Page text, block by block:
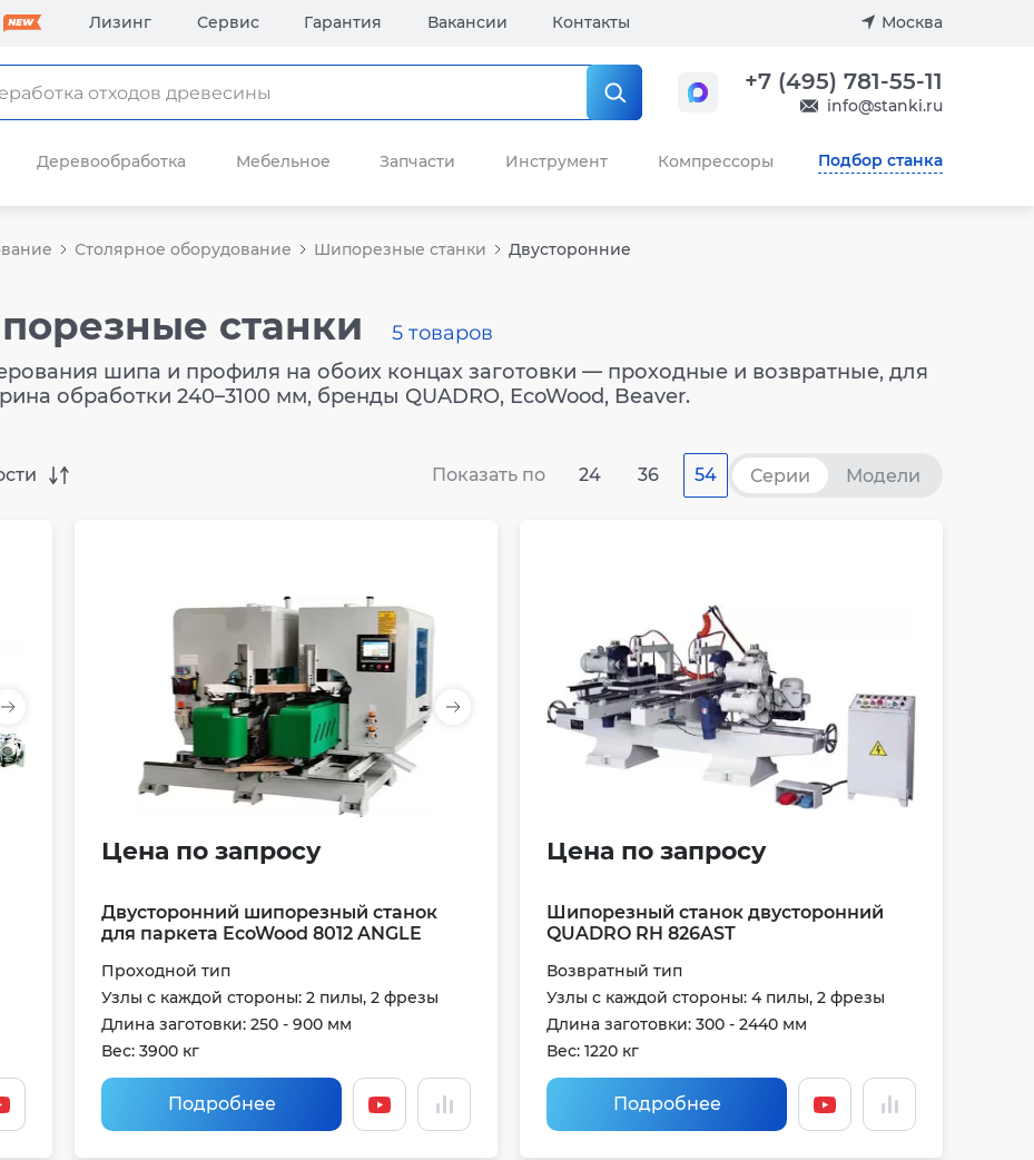
Лизинг Сервис Гарантия Вакансии Контакты Москва
+7 (495) 781-55-11
info@stanki.ru
Деревообработка Мебельное Запчасти Инструмент Компрессоры Подбор станка
Столярное оборудование Шипорезные станки Двусторонние
станки
5 товаров
шипа и профиля на обоих концах заготовки — проходные и возвратные, для
обработки 240–3100 мм, бренды QUADRO, EcoWood, Beaver.
Серии Модели
Показать по 24 36 54
Цена по запросу
Двусторонний шипорезный станок
для паркета EcoWood 8012 ANGLE
Проходной тип
Узлы с каждой стороны: 2 пилы, 2 фрезы
Длина заготовки: 250 - 900 мм
Вес: 3900 кг
Подробнее
Цена по запросу
Шипорезный станок двусторонний
QUADRO RH 826AST
Возвратный тип
Узлы с каждой стороны: 4 пилы, 2 фрезы
Длина заготовки: 300 - 2440 мм
Вес: 1220 кг
Подробнее